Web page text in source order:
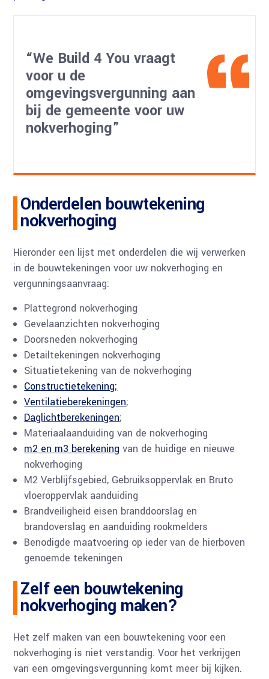
“We Build 4 You vraagt
voor u de
omgevingsvergunning aan
bij de gemeente voor uw
nokverhoging”
Onderdelen bouwtekening
nokverhoging
Hieronder een lijst met onderdelen die wij verwerken
in de bouwtekeningen voor uw nokverhoging en
vergunningsaanvraag:
Plattegrond nokverhoging
Gevelaanzichten nokverhoging
Doorsneden nokverhoging
Detailtekeningen nokverhoging
Situatietekening van de nokverhoging
Constructietekening;
Ventilatieberekeningen;
Daglichtberekeningen;
Materiaalaanduiding van de nokverhoging
m2 en m3 berekening van de huidige en nieuwe
nokverhoging
M2 Verblijfsgebied, Gebruiksoppervlak en Bruto
vloeroppervlak aanduiding
Brandveiligheid eisen branddoorslag en
brandoverslag en aanduiding rookmelders
Benodigde maatvoering op ieder van de hierboven
genoemde tekeningen
Zelf een bouwtekening
nokverhoging maken?
Het zelf maken van een bouwtekening voor een
nokverhoging is niet verstandig. Voor het verkrijgen
van een omgevingsvergunning komt meer bij kijken.